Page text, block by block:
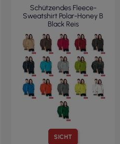
SICHT
Schützendes Fleece-
Sweatshirt Polar-Honey B
Black Reis